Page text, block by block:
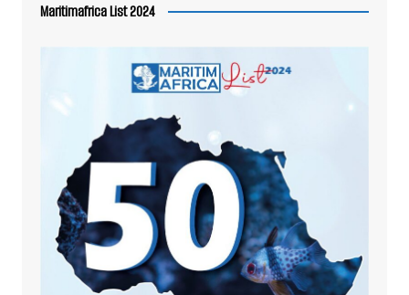
Maritimafrica List 2024